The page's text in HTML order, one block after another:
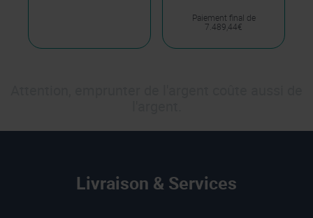
Paiement final de
7.489,44€
Livraison & Services